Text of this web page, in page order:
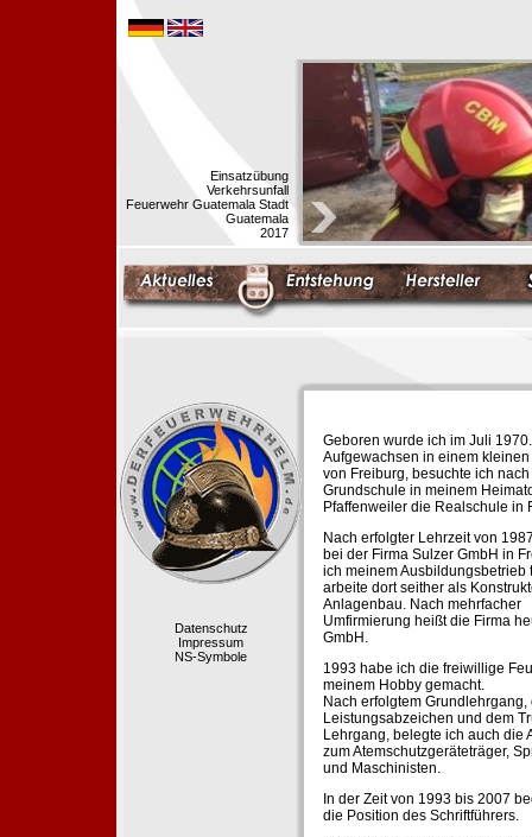
Einsatzübung
Verkehrsunfall
Feuerwehr Guatemala Stadt
Guatemala
2017
Datenschutz
Impressum
NS-Symbole
Geboren wurde ich im Juli 1970.
Aufgewachsen in einem kleinen
von Freiburg, besuchte ich nach
Grundschule in meinem
Pfaffenweiler die Realschule in
Nach erfolgter Lehrzeit von
bei der Firma Sulzer GmbH in
ich meinem Ausbildungsbetrieb
arbeite dort seither als
Anlagenbau. Nach mehrfacher
Umfirmierung heißt die Firma
GmbH.
1993 habe ich die freiwillige
meinem Hobby gemacht.
Nach erfolgtem Grundlehrgang,
Leistungsabzeichen und dem
Lehrgang, belegte ich auch die
zum Atemschutzgeräteträger,
und Maschinisten.
In der Zeit von 1993 bis 2007
die Position des Schriftführers.